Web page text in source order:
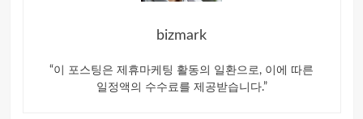
bizmark
“이 포스팅은 제휴마케팅 활동의 일환으로, 이에 따른
일정액의 수수료를 제공받습니다.”